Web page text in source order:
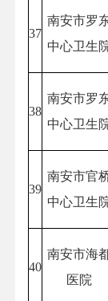
37
南安市罗
中心卫生
38
南安市罗
中心卫生
39
南安市官
中心卫生
40
南安市海
医院